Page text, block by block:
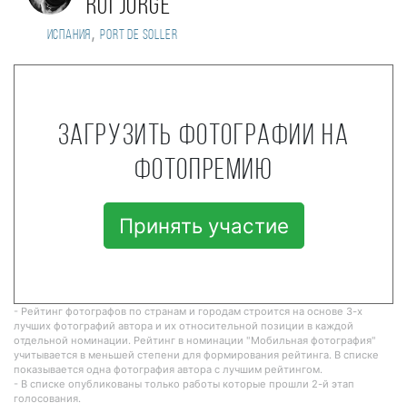
Rui Jorge
Испания , Port de Soller
Загрузить фотографии на
фотопремию
Принять участие
- Рейтинг фотографов по странам и городам строится на основе 3-х
лучших фотографий автора и их относительной позиции в каждой
отдельной номинации. Рейтинг в номинации "Мобильная фотография"
учитывается в меньшей степени для формирования рейтинга. В списке
показывается одна фотография автора с лучшим рейтингом.
- В списке опубликованы только работы которые прошли 2-й этап
голосования.